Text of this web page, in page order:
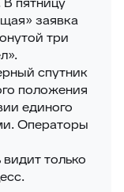
заявка
три
спутник
положения
единого
Операторы
только